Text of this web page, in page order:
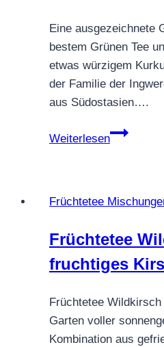
Eine ausgezeichnete
bestem Grünen Tee
etwas würzigem
der Familie der
aus Südostasien….
Weiterlesen
Grüntee
Früchtetee
Früchtetee
fruchtiges
Früchtetee
Garten voller
Kombination aus